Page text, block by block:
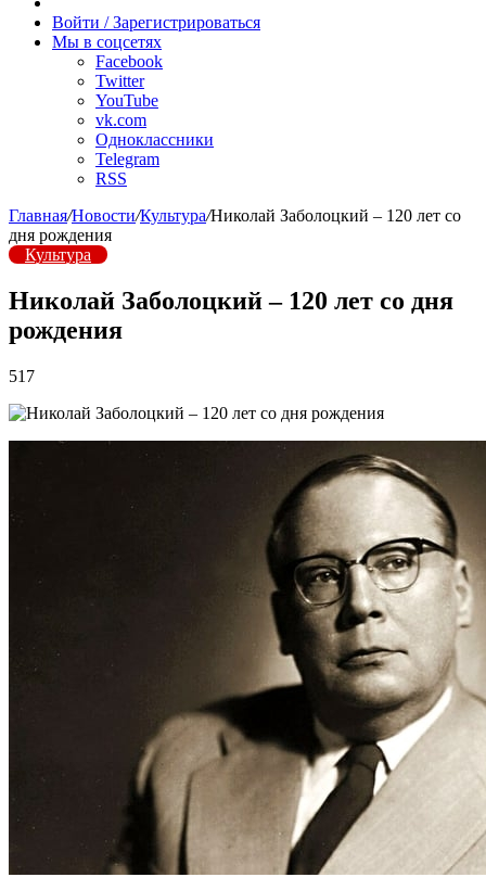
радио
Войти / Зарегистрироваться
Мы в соцсетях
Facebook
Twitter
YouTube
vk.com
Одноклассники
Telegram
RSS
Главная/Новости/Культура/Николай Заболоцкий – 120 лет со
дня рождения
Культура
Николай Заболоцкий – 120 лет со дня
рождения
517